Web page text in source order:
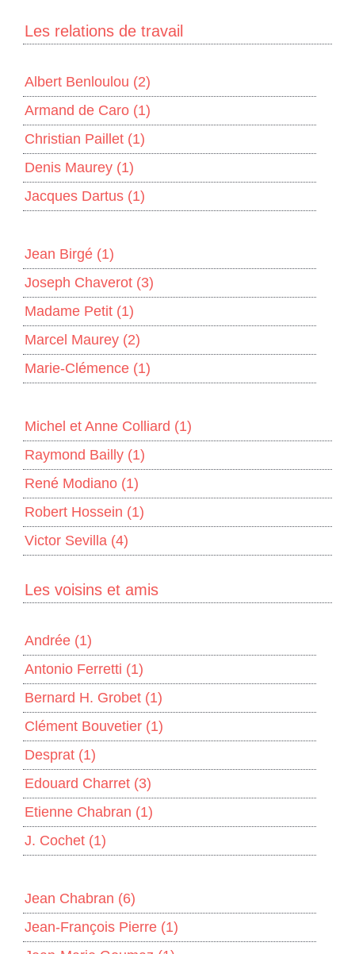
Les relations de travail
Albert Benloulou (2)
Armand de Caro (1)
Christian Paillet (1)
Denis Maurey (1)
Jacques Dartus (1)
Jean Birgé (1)
Joseph Chaverot (3)
Madame Petit (1)
Marcel Maurey (2)
Marie-Clémence (1)
Michel et Anne Colliard (1)
Raymond Bailly (1)
René Modiano (1)
Robert Hossein (1)
Victor Sevilla (4)
Les voisins et amis
Andrée (1)
Antonio Ferretti (1)
Bernard H. Grobet (1)
Clément Bouvetier (1)
Desprat (1)
Edouard Charret (3)
Etienne Chabran (1)
J. Cochet (1)
Jean Chabran (6)
Jean-François Pierre (1)